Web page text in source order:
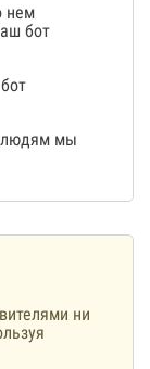
нем
бот
людям мы
ни